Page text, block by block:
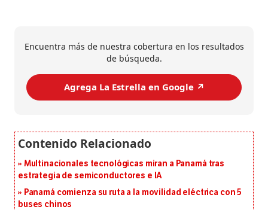
Encuentra más de nuestra cobertura en los resultados
de búsqueda.
Agrega La Estrella en Google ↗️
Multinacionales tecnológicas miran a Panamá tras
estrategia de semiconductores e IA
Panamá comienza su ruta a la movilidad eléctrica con 5
buses chinos